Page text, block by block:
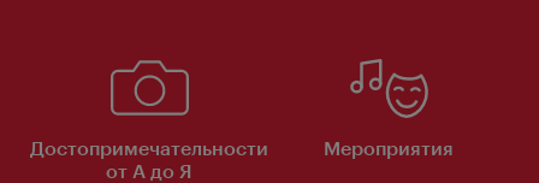
Достопримечательности
от А до Я
Мероприятия